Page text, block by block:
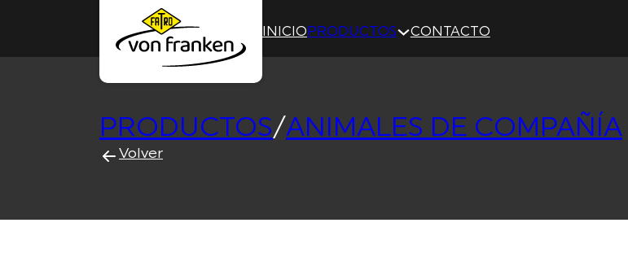
INICIO PRODUCTOS CONTACTO
PRODUCTOS/ANIMALES DE COMPAÑÍA
Volver